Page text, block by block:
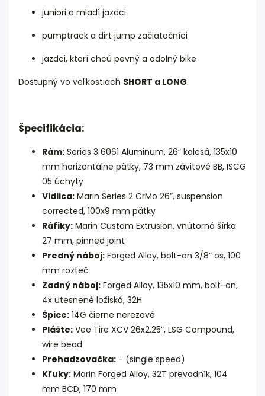
juniori a mladí jazdci
pumptrack a dirt jump začiatočníci
jazdci, ktorí chcú pevný a odolný bike
Dostupný vo veľkostiach SHORT a LONG.
Špecifikácia:
Rám: Series 3 6061 Aluminum, 26” kolesá, 135x10
mm horizontálne pätky, 73 mm závitové BB, ISCG
05 úchyty
Vidlica: Marin Series 2 CrMo 26”, suspension
corrected, 100x9 mm pätky
Ráfiky: Marin Custom Extrusion, vnútorná šírka
27 mm, pinned joint
Predný náboj: Forged Alloy, bolt-on 3/8” os, 100
mm rozteč
Zadný náboj: Forged Alloy, 135x10 mm, bolt-on,
4x utesnené ložiská, 32H
Špice: 14G čierne nerezové
Plášte: Vee Tire XCV 26x2.25”, LSG Compound,
wire bead
Prehadzovačka: - (single speed)
Kľuky: Marin Forged Alloy, 32T prevodník, 104
mm BCD, 170 mm